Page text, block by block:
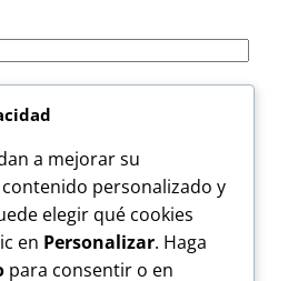
electrónico y web en
la próxima vez que comente.
a mejorar su
personalizado y
elegir qué cookies
en Personalizar. Haga
para consentir o en